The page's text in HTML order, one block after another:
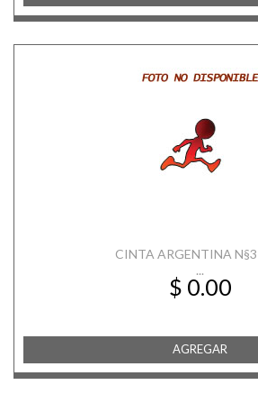
CINTA ARGENTINA
...
$ 0.00
AGREGAR